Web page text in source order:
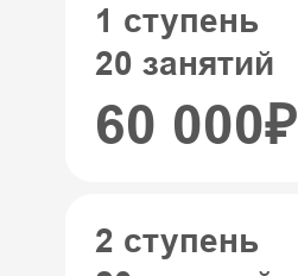
1 ступень
20 занятий
60 000₽
2 ступень